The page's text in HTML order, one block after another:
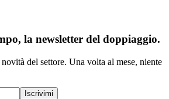
, la newsletter del doppiaggio.
del settore. Una volta al mese, niente
Iscrivimi